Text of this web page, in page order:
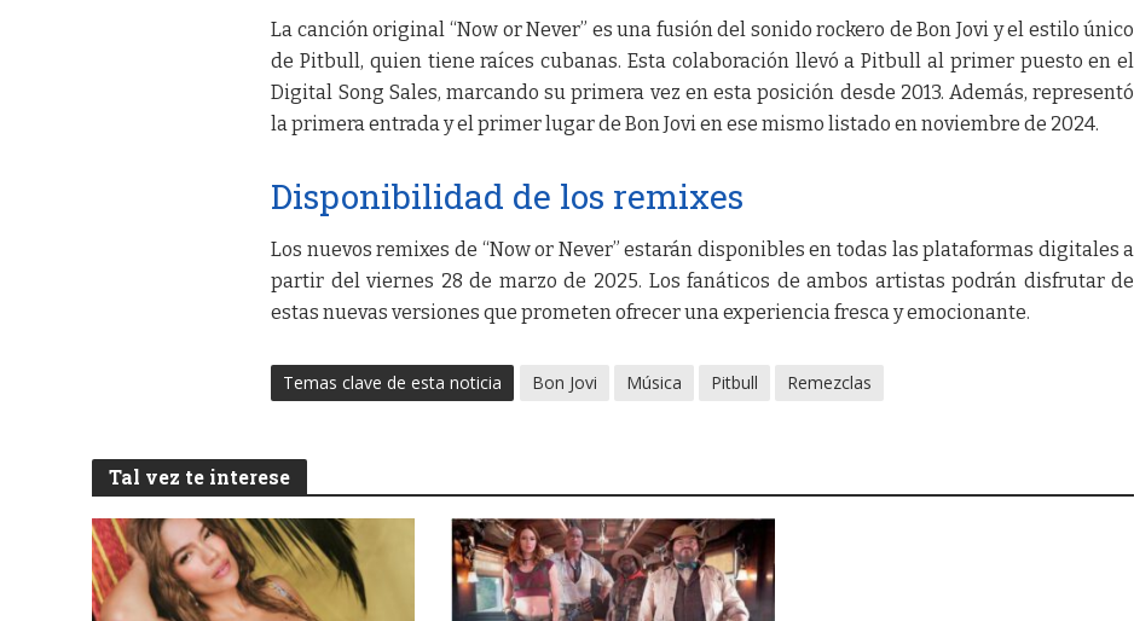
La canción original “Now or Never” es una fusión del sonido rockero de Bon Jovi y el estilo único
de Pitbull, quien tiene raíces cubanas. Esta colaboración llevó a Pitbull al primer puesto en el
Digital Song Sales, marcando su primera vez en esta posición desde 2013. Además, representó
la primera entrada y el primer lugar de Bon Jovi en ese mismo listado en noviembre de 2024.
Disponibilidad de los remixes
Los nuevos remixes de “Now or Never” estarán disponibles en todas las plataformas digitales a
partir del viernes 28 de marzo de 2025. Los fanáticos de ambos artistas podrán disfrutar de
estas nuevas versiones que prometen ofrecer una experiencia fresca y emocionante.
Temas clave de esta noticia Bon Jovi Música Pitbull Remezclas
Tal vez te interese